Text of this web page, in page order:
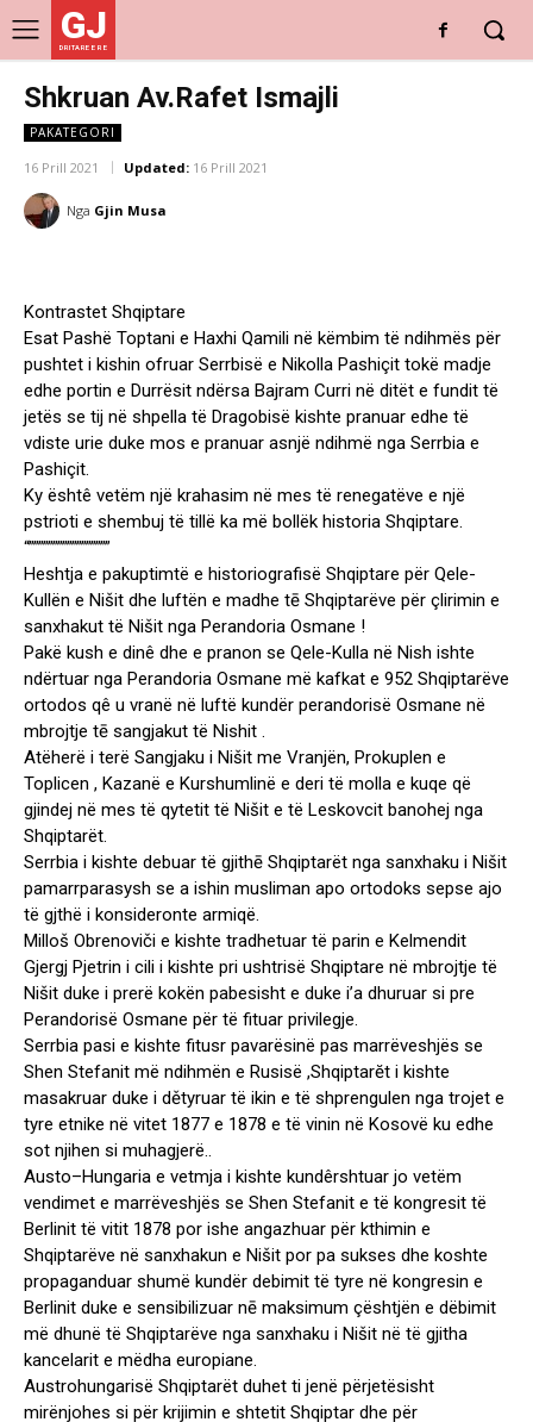
GJ
DRITARE E RE
Shkruan Av.Rafet Ismajli
PAKATEGORI
16 Prill 2021 Updated: 16 Prill 2021
Nga Gjin Musa
Kontrastet Shqiptare
Esat Pashë Toptani e Haxhi Qamili në këmbim të ndihmës për
pushtet i kishin ofruar Serrbisë e Nikolla Pashiçit tokë madje
edhe portin e Durrësit ndërsa Bajram Curri në ditët e fundit të
jetës se tij në shpella të Dragobisë kishte pranuar edhe të
vdiste urie duke mos e pranuar asnjë ndihmë nga Serrbia e
Pashiçit.
Ky ështê vetëm një krahasim në mes të renegatëve e një
pstrioti e shembuj të tillë ka më bollëk historia Shqiptare.
“”””””””””””””””””
Heshtja e pakuptimtë e historiografisë Shqiptare për Qele-
Kullën e Nišit dhe luftën e madhe tē Shqiptarëve për çlirimin e
sanxhakut të Nišit nga Perandoria Osmane !
Pakë kush e dinê dhe e pranon se Qele-Kulla në Nish ishte
ndërtuar nga Perandoria Osmane më kafkat e 952 Shqiptarëve
ortodos qê u vranë në luftë kundër perandorisë Osmane në
mbrojtje tē sangjakut të Nishit .
Atëherë i terë Sangjaku i Nišit me Vranjën, Prokuplen e
Toplicen , Kazanë e Kurshumlinë e deri të molla e kuqe që
gjindej në mes të qytetit të Nišit e të Leskovcit banohej nga
Shqiptarët.
Serrbia i kishte debuar të gjithē Shqiptarët nga sanxhaku i Nišit
pamarrparasysh se a ishin musliman apo ortodoks sepse ajo
të gjthë i konsideronte armiqë.
Milloš Obrenoviči e kishte tradhetuar të parin e Kelmendit
Gjergj Pjetrin i cili i kishte pri ushtrisë Shqiptare në mbrojtje të
Nišit duke i prerë kokën pabesisht e duke i’a dhuruar si pre
Perandorisë Osmane për të fituar privilegje.
Serrbia pasi e kishte fitusr pavarësinë pas marrëveshjës se
Shen Stefanit më ndihmën e Rusisë ,Shqiptarĕt i kishte
masakruar duke i dětyruar të ikin e të shprengulen nga trojet e
tyre etnike në vitet 1877 e 1878 e të vinin në Kosovë ku edhe
sot njihen si muhagjerë..
Austo–Hungaria e vetmja i kishte kundêrshtuar jo vetëm
vendimet e marrëveshjës se Shen Stefanit e të kongresit të
Berlinit të vitit 1878 por ishe angazhuar për kthimin e
Shqiptarëve në sanxhakun e Nišit por pa sukses dhe koshte
propaganduar shumë kundër debimit të tyre në kongresin e
Berlinit duke e sensibilizuar nē maksimum çështjën e dëbimit
më dhunë të Shqiptarëve nga sanxhaku i Nišit në të gjitha
kancelarit e mëdha europiane.
Austrohungarisë Shqiptarët duhet ti jenë përjetësisht
mirënjohes si për krijimin e shtetit Shqiptar dhe për